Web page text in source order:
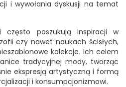
i wywołania dyskusji na temat
często poszukują inspiracji w
czy nawet naukach ścisłych,
kolekcje. Ich celem
tradycyjnej mody, tworząc
ekspresją artystyczną i formą
i konsumpcjonizmowi.